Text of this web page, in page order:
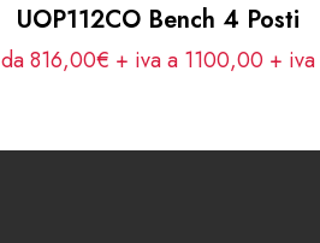
UOP112CO Bench 4 Posti
da 816,00€ + iva a 1100,00 + iva